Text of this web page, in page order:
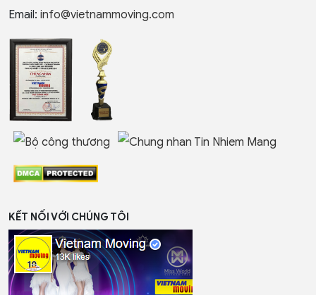
Email: info@vietnammoving.com
KẾT NỐI VỚI CHÚNG TÔI